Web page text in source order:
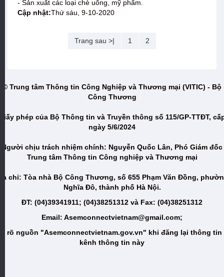
- Sản xuất các loại chè uống, mỹ phẩm.
Cập nhật:Thứ sáu, 9-10-2020
Trang sau >| 1 2
© Trung tâm Thông tin Công Nghiệp và Thương mại (VITIC) - Bộ
Công Thương
phép của Bộ Thông tin và Truyền thông số 115/GP-TTĐT,
ngày 5/6/2024
Người chịu trách nhiệm chính: Nguyễn Quốc Lân, Phó Giám đốc
Trung tâm Thông tin Công nghiệp và Thương mại
chỉ: Tòa nhà Bộ Công Thương, số 655 Phạm Văn Đồng,
Nghĩa Đô, thành phố Hà Nội.
ĐT: (04)39341911; (04)38251312 và Fax: (04)38251312
Email: Asemconnectvietnam@gmail.com;
rõ nguồn "Asemconnectvietnam.gov.vn" khi đăng lại thông tin
kênh thông tin này